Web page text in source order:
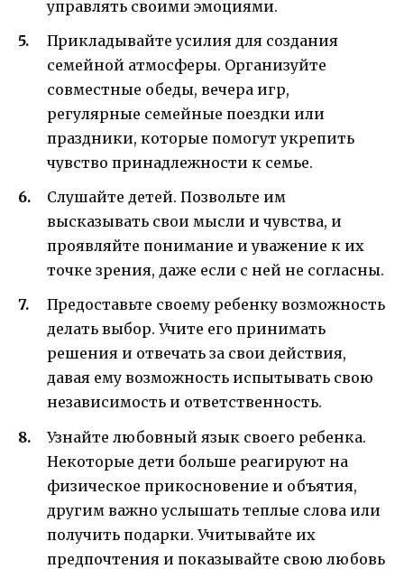
управлять своими эмоциями.
Прикладывайте усилия для создания
семейной атмосферы. Организуйте
совместные обеды, вечера игр,
регулярные семейные поездки или
праздники, которые помогут укрепить
чувство принадлежности к семье.
Слушайте детей. Позвольте им
высказывать свои мысли и чувства, и
проявляйте понимание и уважение к их
точке зрения, даже если с ней не согласны.
Предоставьте своему ребенку возможность
делать выбор. Учите его принимать
решения и отвечать за свои действия,
давая ему возможность испытывать свою
независимость и ответственность.
Узнайте любовный язык своего ребенка.
Некоторые дети больше реагируют на
физическое прикосновение и объятия,
другим важно услышать теплые слова или
получить подарки. Учитывайте их
предпочтения и показывайте свою любовь